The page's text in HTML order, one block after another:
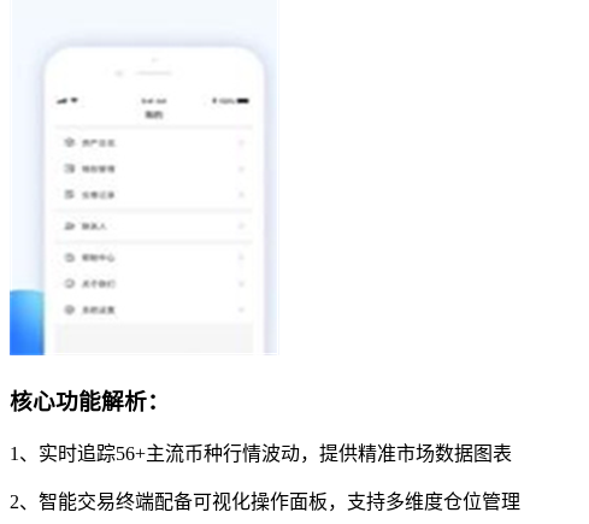
核心功能解析：
1、实时追踪56+主流币种行情波动，提供精准市场数据图表
2、智能交易终端配备可视化操作面板，支持多维度仓位管理